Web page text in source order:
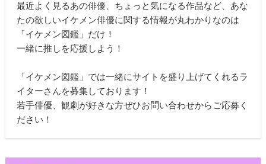
最近よく見るあの俳優、ちょっと気になる作品など、あな
たの欲しいイケメン俳優に関する情報が丸わかりなのは
「イケメン図鑑」だけ！
一緒に推しを応援しよう！
「イケメン図鑑」では一緒にサイトを盛り上げてくれるラ
イターさんを募集しております！
若手俳優、観劇が好きな方ぜひお問い合わせからご応募く
ださい！